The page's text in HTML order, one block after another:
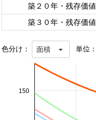
築２０年・残存価値
築３０年・残存価値
色分け： 面積 単位：
150